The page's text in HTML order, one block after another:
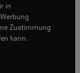
in
Zustimmung
kann.